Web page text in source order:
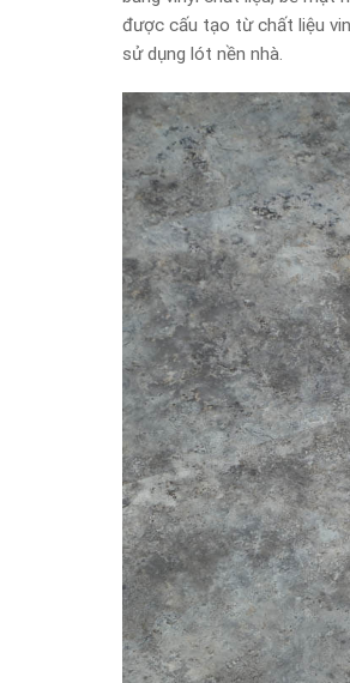
được cấu tạo từ chất liệu
sử dụng lót nền nhà.